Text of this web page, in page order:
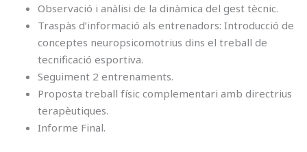
⁠Observació i anàlisi de la dinàmica del gest tècnic.
Traspàs d’informació als entrenadors: Introducció de
conceptes neuropsicomotrius dins el treball de
tecnificació esportiva.
Seguiment 2 entrenaments.
Proposta treball físic complementari amb directrius
terapèutiques.
Informe Final.